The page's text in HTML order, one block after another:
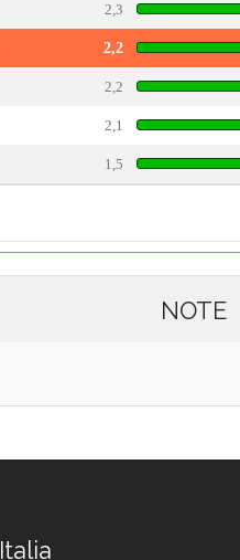
2,3
2,2
2,2
2,1
1,5
NOTE
Italia